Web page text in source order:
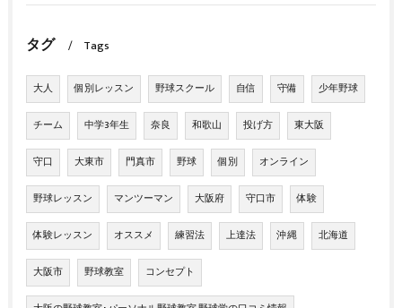
タグ Tags
大人 個別レッスン 野球スクール 自信 守備 少年野球
チーム 中学3年生 奈良 和歌山 投げ方 東大阪
守口 大東市 門真市 野球 個別 オンライン
野球レッスン マンツーマン 大阪府 守口市 体験
体験レッスン オススメ 練習法 上達法 沖縄 北海道
大阪市 野球教室 コンセプト